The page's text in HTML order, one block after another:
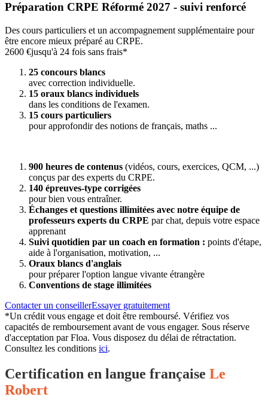
Préparation CRPE Réformé 2027 - suivi renforcé
Des cours particuliers et un accompagnement supplémentaire pour
être encore mieux préparé au CRPE.
2600 €jusqu'à 24 fois sans frais*
25 concours blancs
avec correction individuelle.
15 oraux blancs individuels
dans les conditions de l'examen.
15 cours particuliers
pour approfondir des notions de français, maths ...
900 heures de contenus (vidéos, cours, exercices, QCM, ...)
conçus par des experts du CRPE.
140 épreuves-type corrigées
pour bien vous entraîner.
Échanges et questions illimitées avec notre équipe de
professeurs experts du CRPE par chat, depuis votre espace
apprenant
Suivi quotidien par un coach en formation : points d'étape,
aide à l'organisation, motivation, ...
Oraux blancs d'anglais
pour préparer l'option langue vivante étrangère
Conventions de stage illimitées
Contacter un conseillerEssayer gratuitement
*Un crédit vous engage et doit être remboursé. Vérifiez vos
capacités de remboursement avant de vous engager. Sous réserve
d'acceptation par Floa. Vous disposez du délai de rétractation.
Consultez les conditions ici.
Certification en langue française Le
Robert